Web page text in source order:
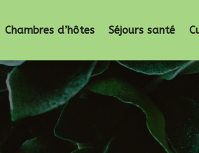
Chambres d’hôtes Séjours santé